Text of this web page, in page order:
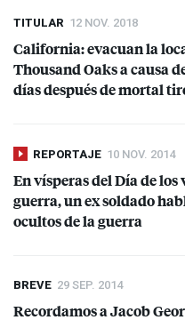
TITULAR 12 NOV. 2018
California: evacuan la
Thousand Oaks a causa
días después de mortal
REPORTAJE 10 NOV. 2014
En vísperas del Día de los
guerra, un ex soldado
ocultos de la guerra
BREVE 29 SEP. 2014
Recordamos a Jacob